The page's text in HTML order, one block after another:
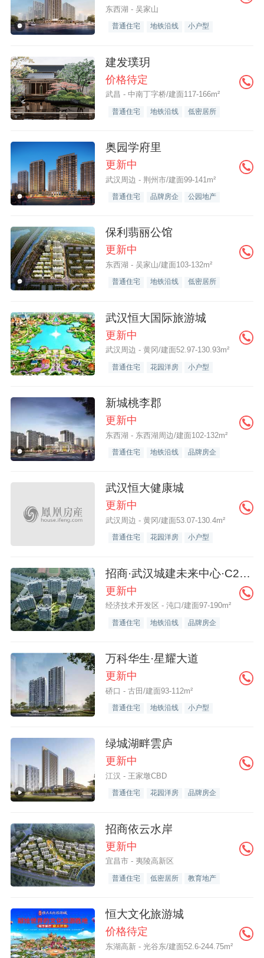
东西湖 - 吴家山
普通住宅 地铁沿线 小户型
建发璞玥
价格待定
武昌 - 中南丁字桥/建面117-166m²
普通住宅 地铁沿线 低密居所
奥园学府里
更新中
武汉周边 - 荆州市/建面99-141m²
普通住宅 品牌房企 公园地产
保利翡丽公馆
更新中
东西湖 - 吴家山/建面103-132m²
普通住宅 地铁沿线 低密居所
武汉恒大国际旅游城
更新中
武汉周边 - 黄冈/建面52.97-130.93m²
普通住宅 花园洋房 小户型
新城桃李郡
更新中
东西湖 - 东西湖周边/建面102-132m²
普通住宅 地铁沿线 品牌房企
武汉恒大健康城
更新中
武汉周边 - 黄冈/建面53.07-130.4m²
普通住宅 花园洋房 小户型
招商·武汉城建未来中心·C2揽境
更新中
经济技术开发区 - 沌口/建面97-190m²
普通住宅 地铁沿线 品牌房企
万科华生·星耀大道
更新中
硚口 - 古田/建面93-112m²
普通住宅 地铁沿线 小户型
绿城湖畔雲庐
更新中
江汉 - 王家墩CBD
普通住宅 花园洋房 品牌房企
招商依云水岸
更新中
宜昌市 - 夷陵高新区
普通住宅 低密居所 教育地产
恒大文化旅游城
价格待定
东湖高新 - 光谷东/建面52.6-244.75m²